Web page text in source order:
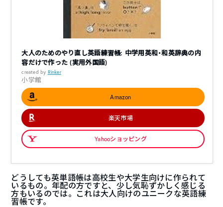
大人のためのやり直し英語練習帳: 中学用英和・和英辞典の内
容だけで作った (実用外国語)
created by Rinker
小学館
Amazon
楽天市場
Yahooショッピング
どうしても英単語帳は高校生や大学生向けに作られて
いるもの。年配の方ですと、少し気恥ずかしく感じる
方もいるのでは。これは大人向けのユニークな英語練
習帳です。